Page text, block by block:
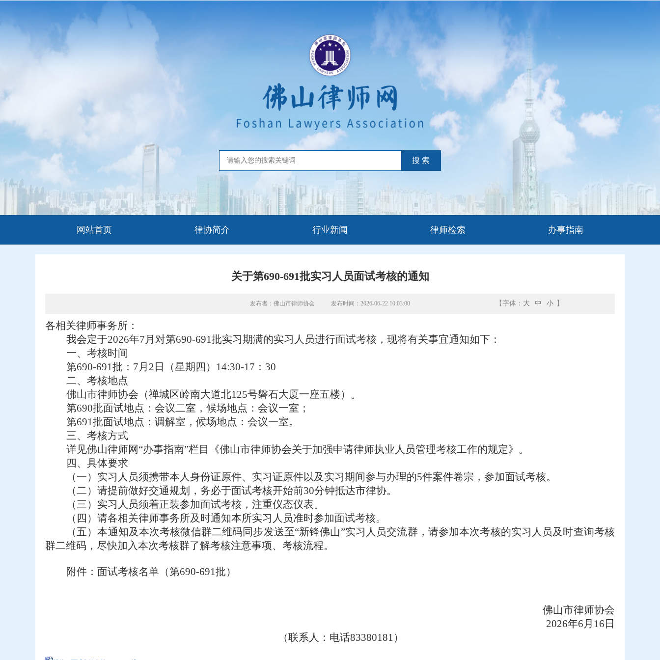
网站首页 律协简介 行业新闻 律师检索 办事指南
关于第690-691批实习人员面试考核的通知
发布者：佛山市律师协会 发布时间：2026-06-22 10:03:00 【字体： 大 中 小 】
各相关律师事务所：
我会定于2026年7月 对第690-691批实习期满的实习人员进行面试考核 ，现将有关事宜通知如下：
一、考核时间
第690-691批： 7月2日（星期四）14:30-17：30
二、 考核地点
佛山市律师协会（禅城区岭南大道北125号磐石大厦一座五楼）。
第690批面试地点：会议二室，候场地点： 会议一室 ；
第691批面试地点： 调解室 ，候场地点： 会议一室。
三、考核方式
详见佛山律师网“办事指南”栏目《佛山市律师协会关于加强申请律师执业人员管理考核工作的规定》。
四、具体要求
（一） 实习人员须携带本人身份证原件、实习证原件以及实习期间参与办理的5件案件卷宗，参加面试考核。
（二）请提前做好交通规划，务必于面试考核开始前30分钟抵达市律协。
（三）实习人员须着正装参加面试考核 ， 注重仪态仪表。
（ 四 ）请各相关律师事务所及时通知本所实习人员准时参加面试考核。
（五）本通知及本次考核微信群二维码同步发送至“新锋佛山”实习人员交流群，请参加本次考核的实习人员及时查询考核
群二维码， 尽快加入本次考核群了解考核注意事项、考核流程。
附件：面试考核名单（第690-691批）
佛山市律师协会
2026年6月 16日
（联系人：电话83380181）